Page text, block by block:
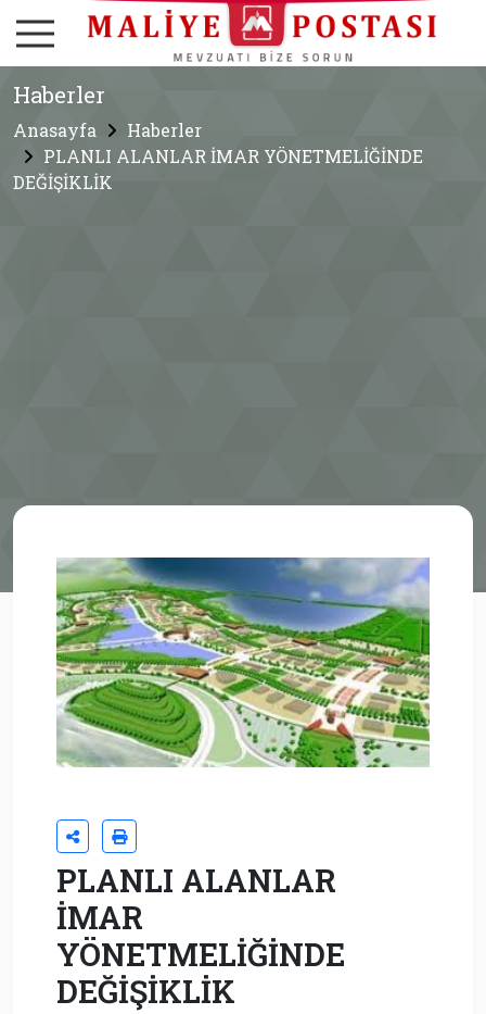
Haberler
Anasayfa
Haberler
PLANLI ALANLAR İMAR YÖNETMELİĞİNDE
DEĞİŞİKLİK
PLANLI ALANLAR
İMAR
YÖNETMELİĞİNDE
DEĞİŞİKLİK